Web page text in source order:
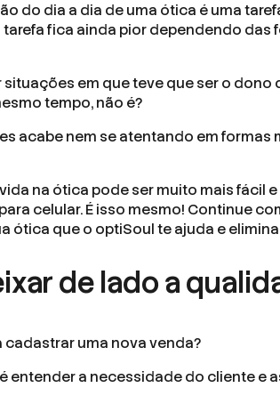
do dia a dia de uma ótica é uma
fica ainda pior dependendo das
em que teve que ser o dono
tempo, não é?
acabe nem se atentando em formas
na ótica pode ser muito mais fácil
para celular. É isso mesmo! Continue
ótica que o optiSoul te ajuda e
de lado a
uma nova venda?
entender a necessidade do cliente e